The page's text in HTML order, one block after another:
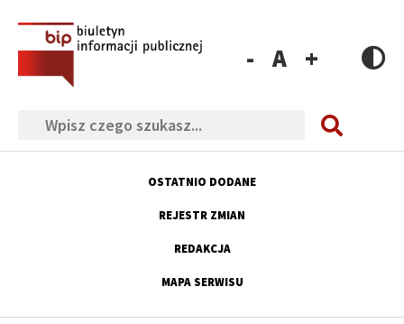
Przejdź
menu
Przejdź
treści
Przejdź
wyszukiwania
Przejdź
stopki
Szukaj
czcionkiczcionki
OSTATNIO DODANE
REJESTR ZMIAN
REDAKCJA
MAPA SERWISU